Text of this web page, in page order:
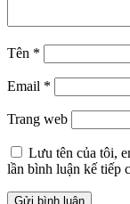
Tên *
Email *
Trang web
Lưu tên của tôi,
lần bình luận kế tiếp